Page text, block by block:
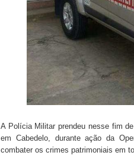
busca em Brasília recursos para
posse no Diretório Nacional do PDT
Paraibana inspiram a IV FEIRA
reúne cerca de 200 lideranças em
no maior evento de saúde pública
A Polícia Militar prendeu nesse fim
em Cabedelo, durante ação da
combater os crimes patrimoniais em